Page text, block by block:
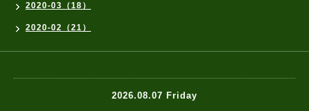
2020-03（18）
2020-02（21）
2026.08.07 Friday